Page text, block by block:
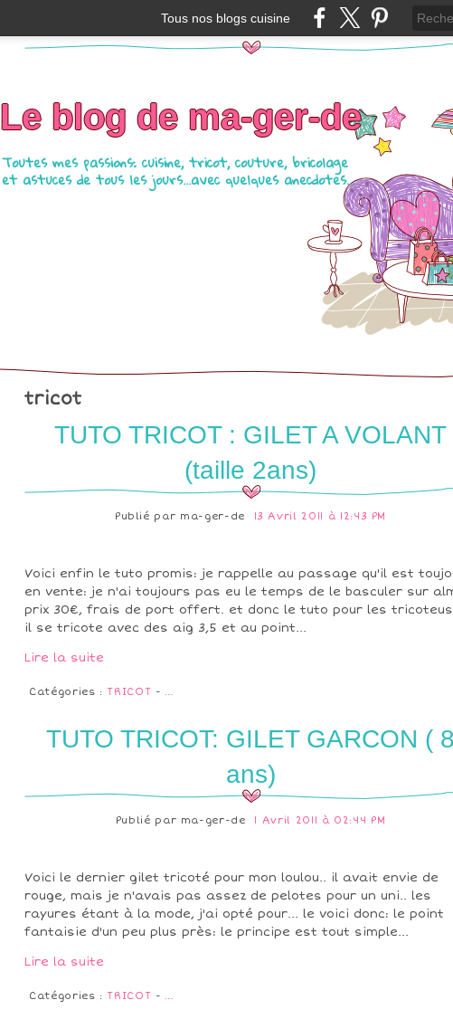
Tous nos blogs cuisine
Le blog de ma-ger-de
Toutes mes passions: cuisine, tricot, couture, bricolage
et astuces de tous les jours...avec quelques anecdotes...
tricot
TUTO TRICOT : GILET A VOLANT
(taille 2ans)
Publié par ma-ger-de 13 Avril 2011 à 12:43 PM
Voici enfin le tuto promis: je rappelle au passage qu'il est
en vente: je n'ai toujours pas eu le temps de le basculer sur
prix 30€, frais de port offert. et donc le tuto pour les
il se tricote avec des aig 3,5 et au point...
Lire la suite
Catégories : TRICOT - …
TUTO TRICOT: GILET GARCON ( 8
ans)
Publié par ma-ger-de 1 Avril 2011 à 02:44 PM
Voici le dernier gilet tricoté pour mon loulou.. il avait envie de
rouge, mais je n'avais pas assez de pelotes pour un uni.. les
rayures étant à la mode, j'ai opté pour... le voici donc: le point
fantaisie d'un peu plus près: le principe est tout simple...
Lire la suite
Catégories : TRICOT - …